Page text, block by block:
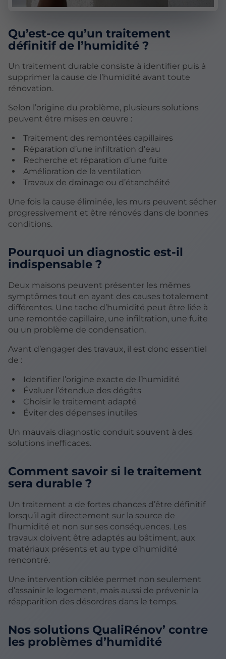
Qu’est-ce qu’un traitement
définitif de l’humidité ?
Un traitement durable consiste à identifier puis à
supprimer la cause de l’humidité avant toute
rénovation.
Selon l’origine du problème, plusieurs solutions
peuvent être mises en œuvre :
Traitement des remontées capillaires
Réparation d’une infiltration d’eau
Recherche et réparation d’une fuite
Amélioration de la ventilation
Travaux de drainage ou d’étanchéité
Une fois la cause éliminée, les murs peuvent sécher
progressivement et être rénovés dans de bonnes
conditions.
Pourquoi un diagnostic est-il
indispensable ?
Deux maisons peuvent présenter les mêmes
symptômes tout en ayant des causes totalement
différentes. Une tache d’humidité peut être liée à
une remontée capillaire, une infiltration, une fuite
ou un problème de condensation.
Avant d’engager des travaux, il est donc essentiel
de :
Identifier l’origine exacte de l’humidité
Évaluer l’étendue des dégâts
Choisir le traitement adapté
Éviter des dépenses inutiles
Un mauvais diagnostic conduit souvent à des
solutions inefficaces.
Comment savoir si le traitement
sera durable ?
Un traitement a de fortes chances d’être définitif
lorsqu’il agit directement sur la source de
l’humidité et non sur ses conséquences. Les
travaux doivent être adaptés au bâtiment, aux
matériaux présents et au type d’humidité
rencontré.
Une intervention ciblée permet non seulement
d’assainir le logement, mais aussi de prévenir la
réapparition des désordres dans le temps.
Nos solutions QualiRénov’ contre
les problèmes d’humidité